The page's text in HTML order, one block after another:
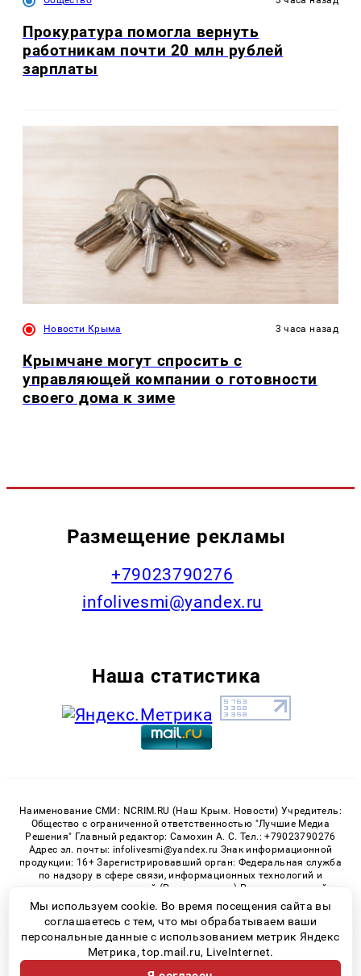
Прокуратура помогла вернуть
работникам почти 20 млн рублей
зарплаты
Новости Крыма 3 часа назад
Крымчане могут спросить с
управляющей компании о готовности
своего дома к зиме
Размещение рекламы
+79023790276
infolivesmi@yandex.ru
Наша статистика
Наименование СМИ: NCRIM.RU (Наш Крым. Новости) Учредитель:
Общество с ограниченной ответственностью "Лучшие Медиа
Решения" Главный редактор: Самохин А. С. Тел.: +79023790276
Адрес эл. почты: infolivesmi@yandex.ru Знак информационной
продукции: 16+ Зарегистрировавший орган: Федеральная служба
по надзору в сфере связи, информационных технологий и
массовых коммуникаций (Роскомнадзор) Регистрационный
номер СМИ ЭЛ № ФС 77 - 81150 от 02.06.2021
© 2026 «nCrim.ru» | Все права защищены
Мы используем cookie. Во время посещения сайта вы
соглашаетесь с тем, что мы обрабатываем ваши
персональные данные с использованием метрик Яндекс
Метрика, top.mail.ru, LiveInternet.